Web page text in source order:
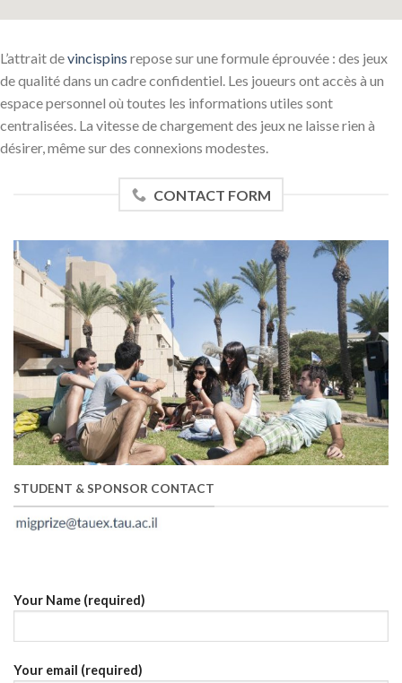
L’attrait devincispins repose sur une formule éprouvée : des jeux
de qualité dans un cadre confidentiel. Les joueurs ont accès à un
espace personnel où toutes les informations utiles sont
centralisées. La vitesse de chargement des jeux ne laisse rien à
désirer, même sur des connexions modestes.
CONTACT FORM
STUDENT & SPONSOR CONTACT
Your Name (required)
Your email (required)